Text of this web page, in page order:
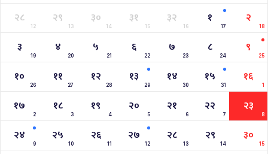
२८
12
२९
13
३०
14
३१
15
३२
16
१
17
२
18
३
19
४
20
५
21
६
22
७
23
८
24
९
25
१०
26
११
27
१२
28
१३
29
१४
30
१५
31
१६
1
१७
2
१८
3
१९
4
२०
5
२१
6
२२
7
२३
8
२४
9
२५
10
२६
11
२७
12
२८
13
२९
14
३०
15